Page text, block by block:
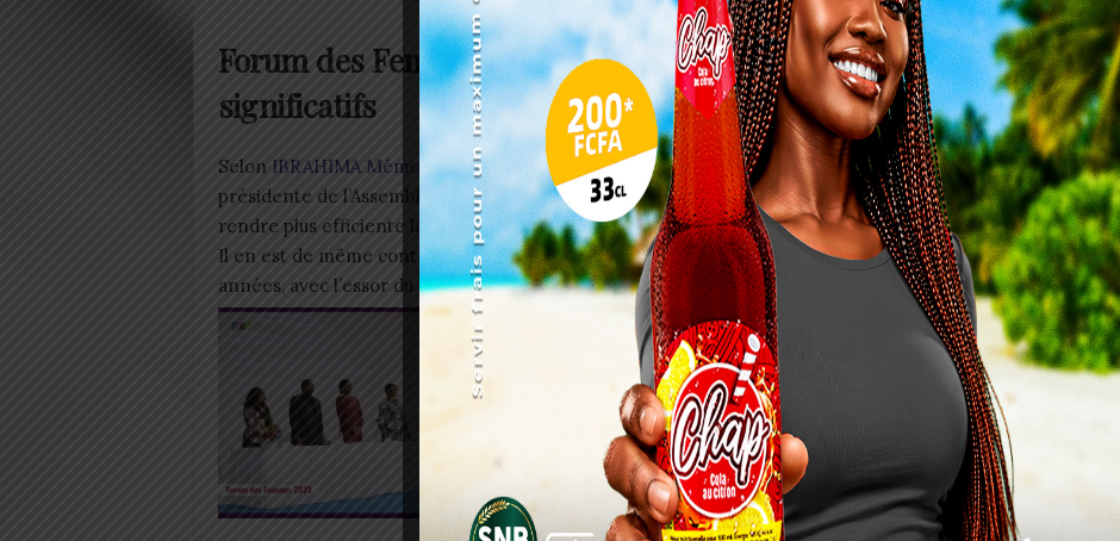
Forum des Femmes 2023 pour plus de résultats
significatifs
Selon IBRAHIMA Mémounatou, la présidente du comité d’organisation et deuxième Vice-
présidente de l’Assemblée Nationale, organiser le Forum des Femmes 2023 vise surtout à
rendre plus efficiente la lutte acharnée menée contre les violences basées sur le genre.
Il en est de même contre les violences dont sont victimes les enfants. Car ces dernières
années, avec l’essor du numérique dans le monde, voire dans notre pays, une nette
progression des VBG est constatée.
« Les difficultés économiques, l’effritement
des mécanismes sociaux de protection de la
femme et de l’enfant ont donné lieu à un
accroissement des violences sexistes sur les
femmes et les enfants. Les effets de telles
situations continuent d’être visibles et de
3 4
10 11
17 18
24 25
31
« Juil